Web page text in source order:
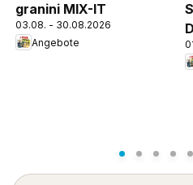
granini MIX-IT
03.08. - 30.08.2026
Angebote